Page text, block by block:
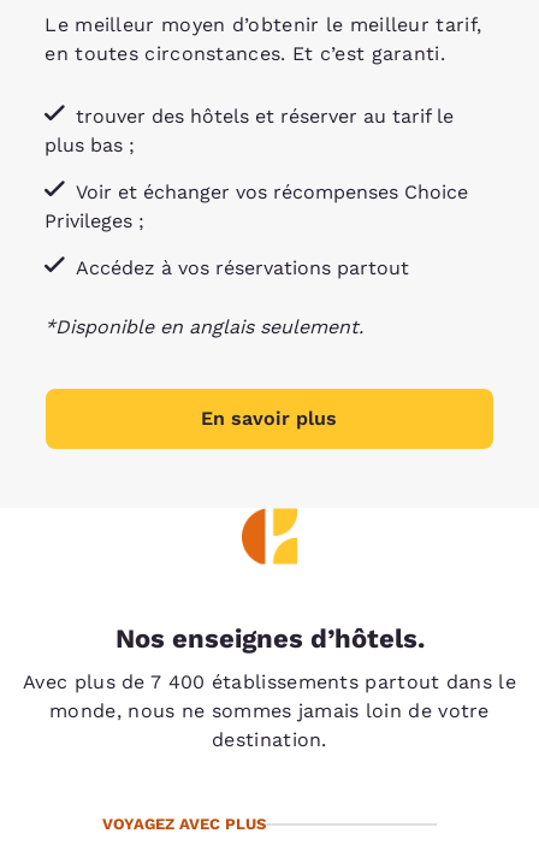
Le meilleur moyen d’obtenir le meilleur tarif,
en toutes circonstances. Et c’est garanti.
trouver des hôtels et réserver au tarif le
plus bas ;
Voir et échanger vos récompenses Choice
Privileges ;
Accédez à vos réservations partout
*Disponible en anglais seulement.
En savoir plus
Nos enseignes d’hôtels.
Avec plus de 7 400 établissements partout dans le
monde, nous ne sommes jamais loin de votre
destination.
VOYAGEZ AVEC PLUS